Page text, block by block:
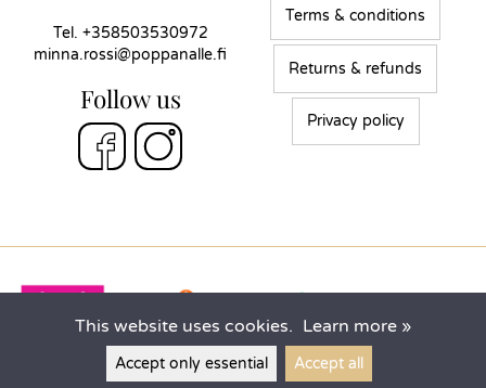
Tel. +358503530972
minna.rossi@poppanalle.fi
Follow us
Terms & conditions
Returns & refunds
Privacy policy
This website uses cookies. Learn more »
Accept only essential Accept all